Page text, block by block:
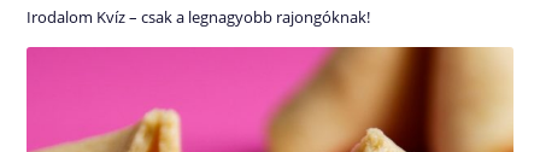
Irodalom Kvíz – csak a legnagyobb rajongóknak!